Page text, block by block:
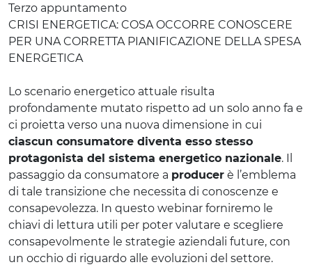
Terzo appuntamento
CRISI ENERGETICA: COSA OCCORRE CONOSCERE
PER UNA CORRETTA PIANIFICAZIONE DELLA SPESA
ENERGETICA
Lo scenario energetico attuale risulta
profondamente mutato rispetto ad un solo anno fa e
ci proietta verso una nuova dimensione in cui
ciascun consumatore diventa esso stesso
protagonista del sistema energetico nazionale. Il
passaggio da consumatore a producer è l’emblema
di tale transizione che necessita di conoscenze e
consapevolezza. In questo webinar forniremo le
chiavi di lettura utili per poter valutare e scegliere
consapevolmente le strategie aziendali future, con
un occhio di riguardo alle evoluzioni del settore.